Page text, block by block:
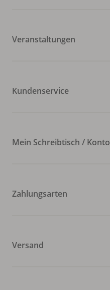
Veranstaltungen
Kundenservice
Mein Schreibtisch / Konto
Zahlungsarten
Versand